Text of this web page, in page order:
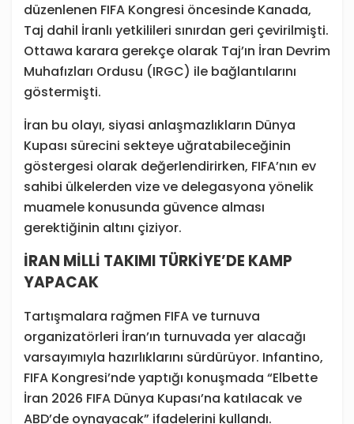
düzenlenen FIFA Kongresi öncesinde Kanada,
Taj dahil İranlı yetkilileri sınırdan geri çevirilmişti.
Ottawa karara gerekçe olarak Taj’ın İran Devrim
Muhafızları Ordusu (IRGC) ile bağlantılarını
göstermişti.
İran bu olayı, siyasi anlaşmazlıkların Dünya
Kupası sürecini sekteye uğratabileceğinin
göstergesi olarak değerlendirirken, FIFA’nın ev
sahibi ülkelerden vize ve delegasyona yönelik
muamele konusunda güvence alması
gerektiğinin altını çiziyor.
İRAN MİLLİ TAKIMI TÜRKİYE’DE KAMP
YAPACAK
Tartışmalara rağmen FIFA ve turnuva
organizatörleri İran’ın turnuvada yer alacağı
varsayımıyla hazırlıklarını sürdürüyor. Infantino,
FIFA Kongresi’nde yaptığı konuşmada “Elbette
İran 2026 FIFA Dünya Kupası’na katılacak ve
ABD’de oynayacak” ifadelerini kullandı.